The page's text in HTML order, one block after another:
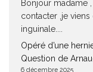
Bonjour madame
contacter ,je
inguinale....
Opéré d’une
Question de
6 décembre 2025